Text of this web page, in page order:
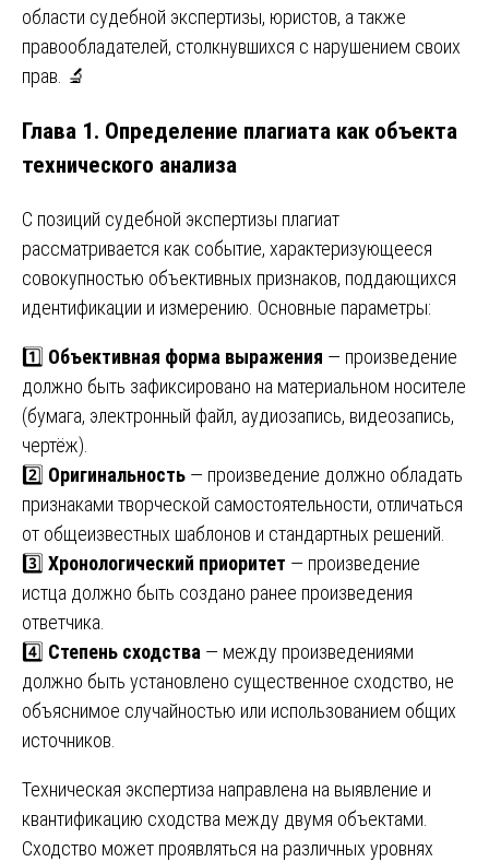
области судебной экспертизы, юристов, а также
правообладателей, столкнувшихся с нарушением своих
прав. 🔬
Глава 1. Определение плагиата как объекта
технического анализа
С позиций судебной экспертизы плагиат
рассматривается как событие, характеризующееся
совокупностью объективных признаков, поддающихся
идентификации и измерению. Основные параметры:
1️⃣ Объективная форма выражения — произведение
должно быть зафиксировано на материальном носителе
(бумага, электронный файл, аудиозапись, видеозапись,
чертёж).
2️⃣ Оригинальность — произведение должно обладать
признаками творческой самостоятельности, отличаться
от общеизвестных шаблонов и стандартных решений.
3️⃣ Хронологический приоритет — произведение
истца должно быть создано ранее произведения
ответчика.
4️⃣ Степень сходства — между произведениями
должно быть установлено существенное сходство, не
объяснимое случайностью или использованием общих
источников.
Техническая экспертиза направлена на выявление и
квантификацию сходства между двумя объектами.
Сходство может проявляться на различных уровнях